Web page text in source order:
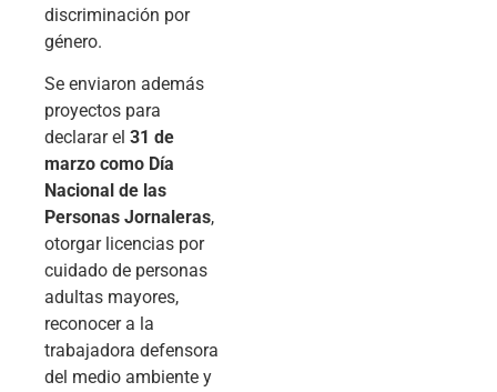
discriminación por
género.
Se enviaron además
proyectos para
declarar el 31 de
marzo como Día
Nacional de las
Personas Jornaleras,
otorgar licencias por
cuidado de personas
adultas mayores,
reconocer a la
trabajadora defensora
del medio ambiente y